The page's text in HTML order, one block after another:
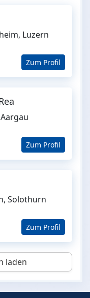
Luzern
Zum Profil
Zum Profil
Solothurn
Zum Profil
laden